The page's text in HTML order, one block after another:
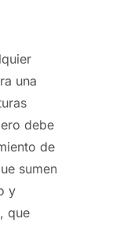
una
debe
de
sumen
y
que